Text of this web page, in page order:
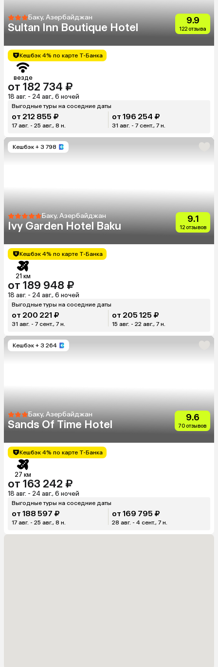
Баку, Азербайджан
Sultan Inn Boutique Hotel
9.9
122 отзыва
Кешбэк 4% по карте Т-Банка
везде
от 182 734 ₽
18 авг. - 24 авг., 6 ночей
Выгодные туры на соседние даты
от 212 855 ₽
17 авг. - 25 авг., 8 н.
от 196 254 ₽
31 авг. - 7 сент., 7 н.
Кешбэк + 3 798
Баку, Азербайджан
Ivy Garden Hotel Baku
9.1
12 отзывов
Кешбэк 4% по карте Т-Банка
21 км
от 189 948 ₽
18 авг. - 24 авг., 6 ночей
Выгодные туры на соседние даты
от 200 221 ₽
31 авг. - 7 сент., 7 н.
от 205 125 ₽
15 авг. - 22 авг., 7 н.
Кешбэк + 3 264
Баку, Азербайджан
Sands Of Time Hotel
9.6
70 отзывов
Кешбэк 4% по карте Т-Банка
27 км
от 163 242 ₽
18 авг. - 24 авг., 6 ночей
Выгодные туры на соседние даты
от 188 597 ₽
17 авг. - 25 авг., 8 н.
от 169 795 ₽
28 авг. - 4 сент., 7 н.